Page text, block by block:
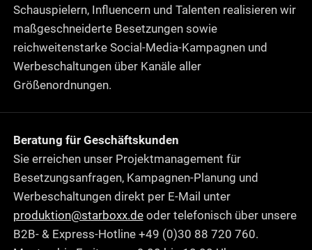
Schauspielern, Influencern und Talenten realisieren wir
maßgeschneiderte Besetzungen sowie
reichweitenstarke Social-Media-Kampagnen und
Werbeschaltungen über Kanäle aller
Größenordnungen.
Beratung für Geschäftskunden
Sie erreichen unser Projektmanagement für
Besetzungsanfragen, Kampagnen-Planung und
Werbeschaltungen direkt per E-Mail unter
produktion@starboxx.deoder telefonisch über unsere
B2B- & Express-Hotline +49 (0)30 88 720 760.